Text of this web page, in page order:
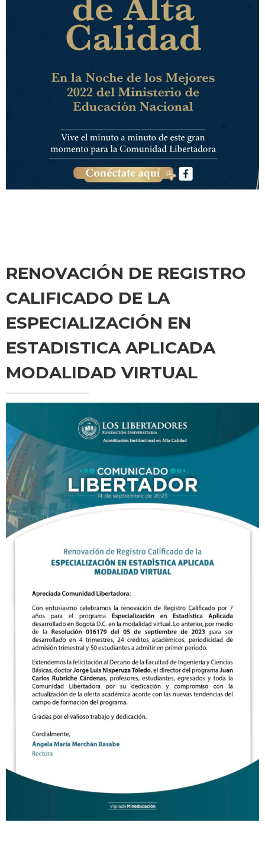
RENOVACIÓN DE REGISTRO
CALIFICADO DE LA
ESPECIALIZACIÓN EN
ESTADISTICA APLICADA
MODALIDAD VIRTUAL